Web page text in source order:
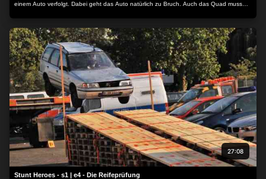
einem Auto verfolgt. Dabei geht das Auto natürlich zu Bruch. Auch das Quad muss
Heroes Neuland. Keiner weiß, ob es klappt.
27:08
Stunt Heroes - s1 | e4 - Die Reifeprüfung